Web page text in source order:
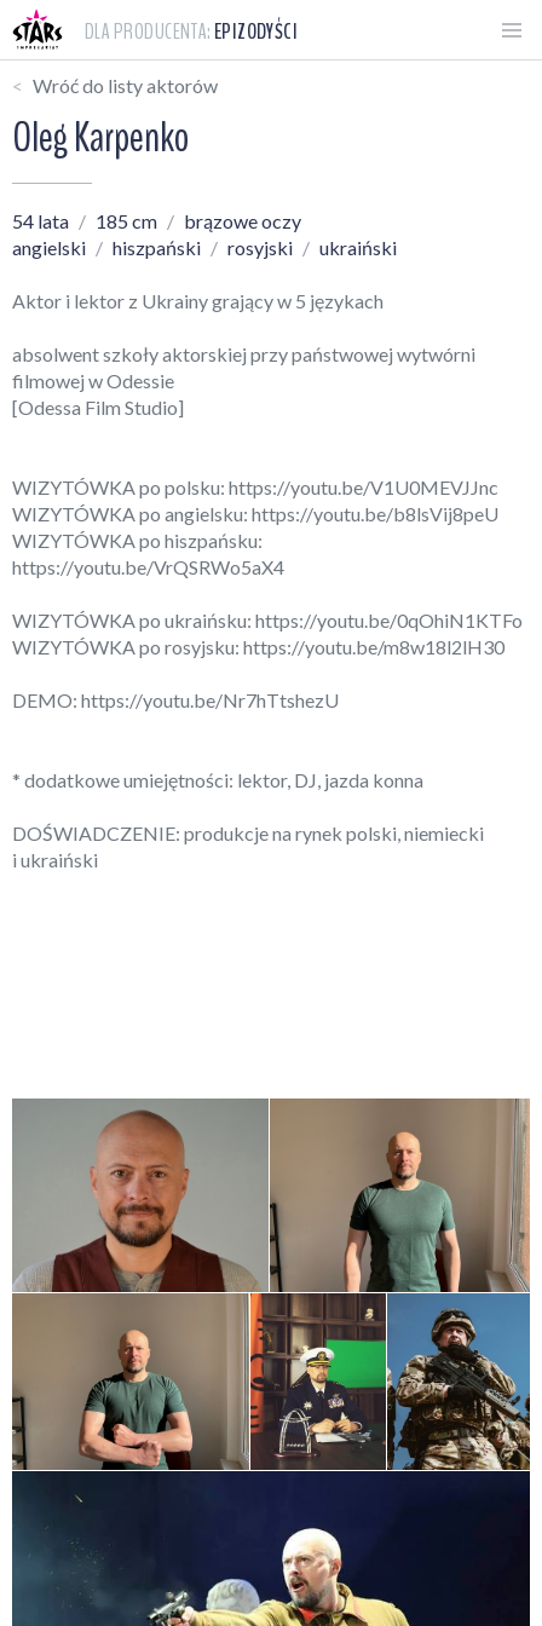
DLA PRODUCENTA: EPIZODYŚCI
Wróć do listy aktorów
Oleg Karpenko
54 lata 185 cm
brązowe oczy
angielski
hiszpański rosyjski ukraiński
Aktor i lektor z Ukrainy grający w 5 językach
absolwent szkoły aktorskiej przy państwowej wytwórni
filmowej w Odessie
[Odessa Film Studio]
WIZYTÓWKA po polsku: https://youtu.be/V1U0MEVJJnc
WIZYTÓWKA po angielsku: https://youtu.be/b8lsVij8peU
WIZYTÓWKA po hiszpańsku:
https://youtu.be/VrQSRWo5aX4
WIZYTÓWKA po ukraińsku: https://youtu.be/0qOhiN1KTFo
WIZYTÓWKA po rosyjsku: https://youtu.be/m8w18l2lH30
DEMO: https://youtu.be/Nr7hTtshezU
* dodatkowe umiejętności: lektor, DJ, jazda konna
DOŚWIADCZENIE: produkcje na rynek polski, niemiecki
i ukraiński